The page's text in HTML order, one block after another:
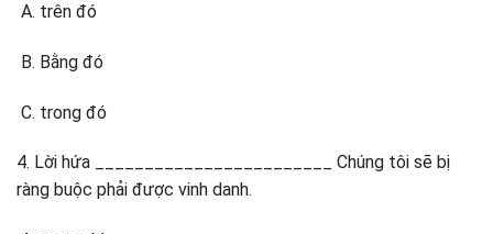
trên đó
Bằng đó
trong đó
4. Lời hứa ________________________ Chúng tôi sẽ bị
ràng buộc phải được vinh danh.